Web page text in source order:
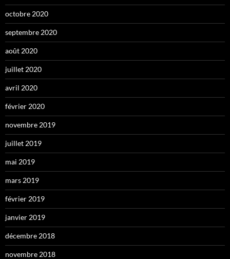
octobre 2020
septembre 2020
août 2020
juillet 2020
avril 2020
février 2020
novembre 2019
juillet 2019
mai 2019
mars 2019
février 2019
janvier 2019
décembre 2018
novembre 2018